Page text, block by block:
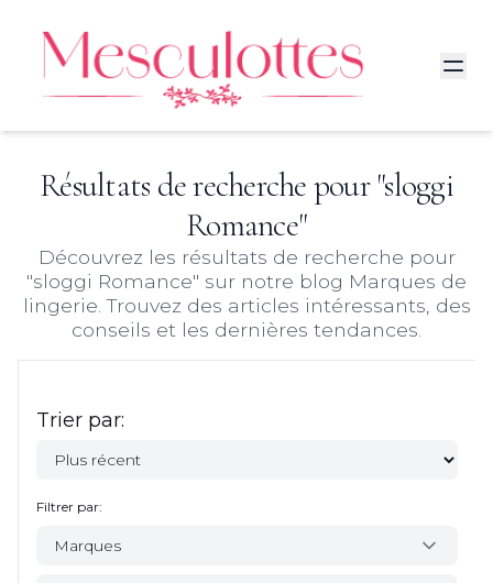
Résultats de recherche pour "sloggi
Romance"
Découvrez les résultats de recherche pour
"sloggi Romance" sur notre blog Marques de
lingerie. Trouvez des articles intéressants, des
conseils et les dernières tendances.
Trier par:
Filtrer par:
Marques